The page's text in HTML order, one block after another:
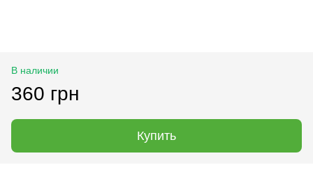
В наличии
360 грн
Купить